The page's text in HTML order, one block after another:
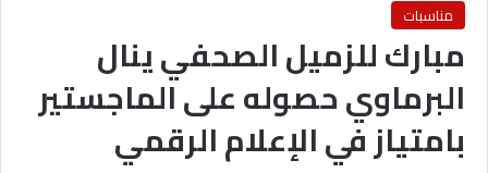
مناسبات
مبارك للزميل الصحفي ينال
البرماوي حصوله على الماجستير
بامتياز في الإعلام الرقمي